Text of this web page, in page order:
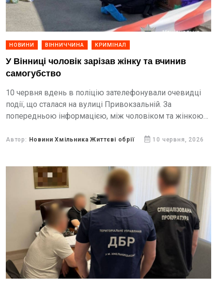
НОВИНИ ВІННИЧЧИНА КРИМІНАЛ
У Вінниці чоловік зарізав жінку та вчинив
самогубство
10 червня вдень в поліцію зателефонували очевидці
події, що сталася на вулиці Привокзальній. За
попередньою інформацією, між чоловіком та жінкою
ножових поранень.
Автор: Новини Хмільника Життєві обрії 10 червня, 2026